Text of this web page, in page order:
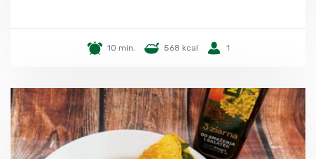
10 min. 568 kcal 1